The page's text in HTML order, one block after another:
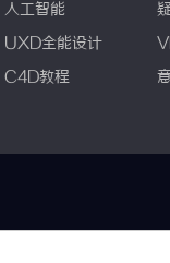
人工智能
UXD全能设计
C4D教程